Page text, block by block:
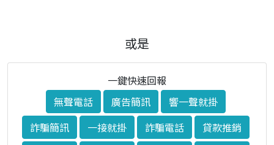
或是
一鍵快速回報
無聲電話
廣告簡訊
響一聲就掛
詐騙簡訊
一接就掛 詐騙電話
貸款推銷